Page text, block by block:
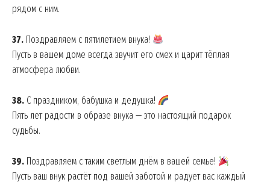
рядом с ним.
37. Поздравляем с пятилетием внука!
Пусть в вашем доме всегда звучит его смех и царит тёплая
атмосфера любви.
38. С праздником, бабушка и дедушка!
Пять лет радости в образе внука — это настоящий подарок
судьбы.
39. Поздравляем с таким светлым днём в вашей семье!
Пусть ваш внук растёт под вашей заботой и радует вас каждый